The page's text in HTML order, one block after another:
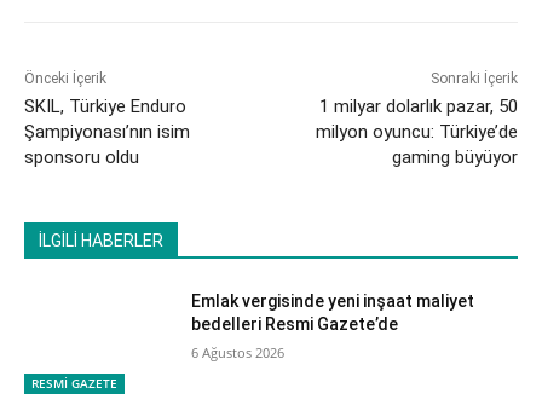
Önceki İçerik
​SKIL, Türkiye Enduro
Şampiyonası’nın isim
sponsoru oldu
Sonraki İçerik
​1 milyar dolarlık pazar, 50
milyon oyuncu: Türkiye’de
gaming büyüyor
İLGİLİ HABERLER
RESMİ GAZETE
Emlak vergisinde yeni inşaat maliyet
bedelleri Resmi Gazete’de
6 Ağustos 2026